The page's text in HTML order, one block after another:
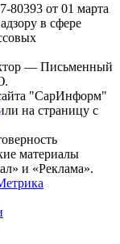
от 01 марта
в сфере
— Письменный
"СарИнформ"
на страницу с
материалы
и «Реклама».